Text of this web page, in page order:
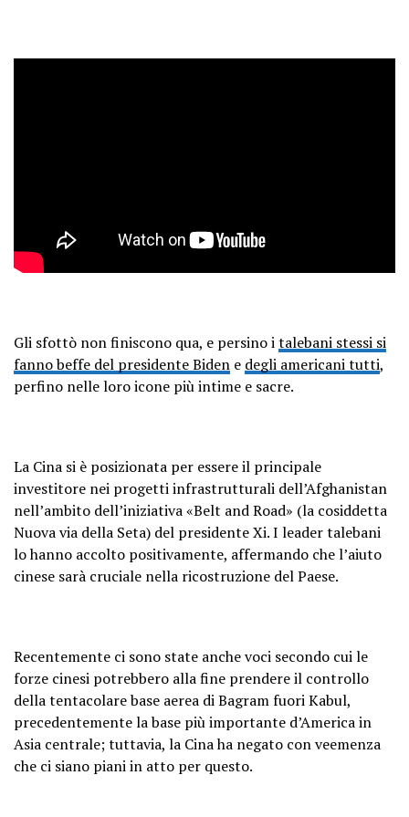
Gli sfottò non finiscono qua, e persino italebani stessi si
fanno beffe del presidente Biden e degli americani tutti,
perfino nelle loro icone più intime e sacre.
La Cina si è posizionata per essere il principale
investitore nei progetti infrastrutturali dell’Afghanistan
nell’ambito dell’iniziativa «Belt and Road» (la cosiddetta
Nuova via della Seta) del presidente Xi. I leader talebani
lo hanno accolto positivamente, affermando che l’aiuto
cinese sarà cruciale nella ricostruzione del Paese.
Recentemente ci sono state anche voci secondo cui le
forze cinesi potrebbero alla fine prendere il controllo
della tentacolare base aerea di Bagram fuori Kabul,
precedentemente la base più importante d’America in
Asia centrale; tuttavia, la Cina ha negato con veemenza
che ci siano piani in atto per questo.